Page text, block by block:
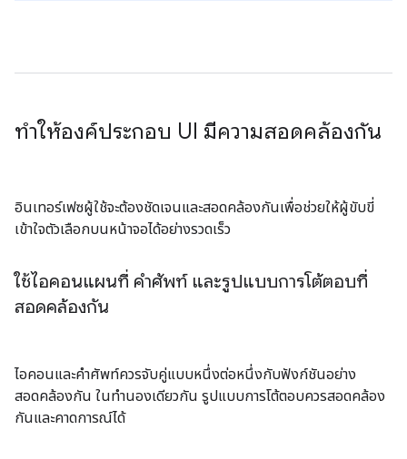
ทำให้องค์ประกอบ UI มีความสอดคล้องกัน
อินเทอร์เฟซผู้ใช้จะต้องชัดเจนและสอดคล้องกันเพื่อช่วยให้ผู้ขับขี่
เข้าใจตัวเลือกบนหน้าจอได้อย่างรวดเร็ว
ใช้ไอคอนแผนที่ คำศัพท์ และรูปแบบการโต้ตอบที่
สอดคล้องกัน
ไอคอนและคำศัพท์ควรจับคู่แบบหนึ่งต่อหนึ่งกับฟังก์ชันอย่าง
สอดคล้องกัน ในทำนองเดียวกัน รูปแบบการโต้ตอบควรสอดคล้อง
กันและคาดการณ์ได้